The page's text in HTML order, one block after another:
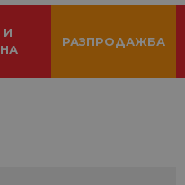
И
РАЗПРОДАЖБА